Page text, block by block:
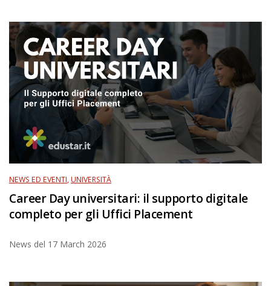
NEWS ED EVENTI,UNIVERSITÀ
Career Day universitari: il supporto digitale
completo per gli Uffici Placement
News del 17 March 2026